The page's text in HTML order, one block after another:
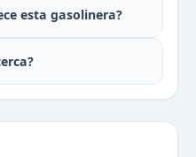
esta gasolinera?